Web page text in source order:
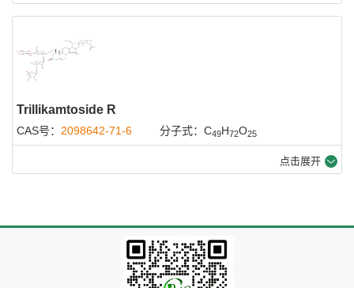
Trillikamtoside R
CAS号： 2098642-71-6 分子式：C49H72O25
点击展开